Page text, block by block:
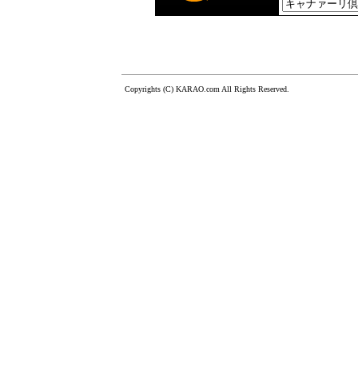
Copyrights (C) KARAO.com All Rights Reserved.